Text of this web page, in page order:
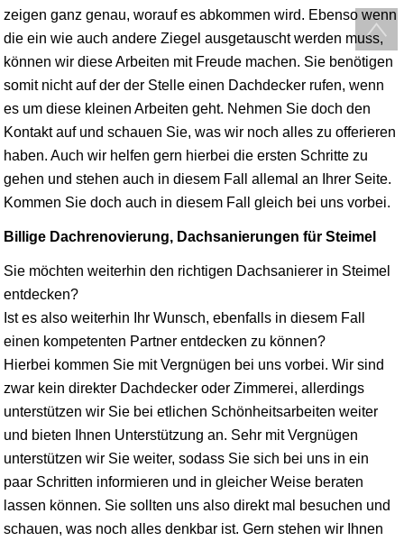
zeigen ganz genau, worauf es abkommen wird. Ebenso wenn
die ein wie auch andere Ziegel ausgetauscht werden muss,
können wir diese Arbeiten mit Freude machen. Sie benötigen
somit nicht auf der der Stelle einen Dachdecker rufen, wenn
es um diese kleinen Arbeiten geht. Nehmen Sie doch den
Kontakt auf und schauen Sie, was wir noch alles zu offerieren
haben. Auch wir helfen gern hierbei die ersten Schritte zu
gehen und stehen auch in diesem Fall allemal an Ihrer Seite.
Kommen Sie doch auch in diesem Fall gleich bei uns vorbei.
Billige Dachrenovierung, Dachsanierungen für Steimel
Sie möchten weiterhin den richtigen Dachsanierer in Steimel
entdecken?
Ist es also weiterhin Ihr Wunsch, ebenfalls in diesem Fall
einen kompetenten Partner entdecken zu können?
Hierbei kommen Sie mit Vergnügen bei uns vorbei. Wir sind
zwar kein direkter Dachdecker oder Zimmerei, allerdings
unterstützen wir Sie bei etlichen Schönheitsarbeiten weiter
und bieten Ihnen Unterstützung an. Sehr mit Vergnügen
unterstützen wir Sie weiter, sodass Sie sich bei uns in ein
paar Schritten informieren und in gleicher Weise beraten
lassen können. Sie sollten uns also direkt mal besuchen und
schauen, was noch alles denkbar ist. Gern stehen wir Ihnen